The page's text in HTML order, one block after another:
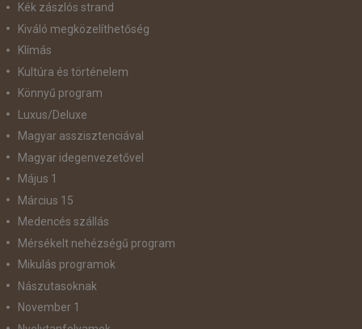
Kék zászlós strand
Kiváló megközelíthetőség
Klímás
Kultúra és történelem
Könnyű program
Luxus/Deluxe
Magyar asszisztenciával
Magyar idegenvezetővel
Május 1
Március 15
Medencés szállás
Mérsékelt nehézségű program
Mikulás programok
Nászutasoknak
November 1